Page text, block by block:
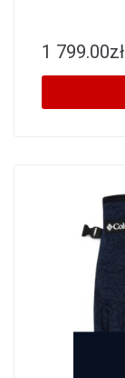
1 799.00zł